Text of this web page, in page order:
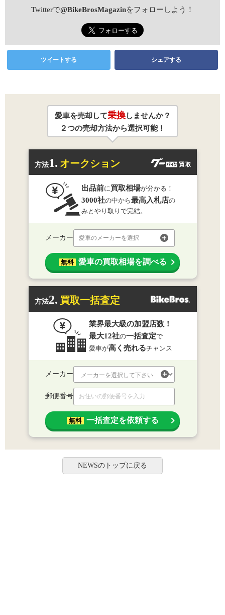
Twitterで@BikeBrosMagazinをフォローしよう！
ツイートする シェアする
愛車を売却して乗換しませんか？
２つの売却方法から選択可能！
方法1. オークション
出品前に 買取相場が分かる！
3000社の中から最高入札店の
みとやり取りで完結。
メーカー 愛車のメーカーを選択
無料 愛車の買取相場を調べる
方法2. 買取一括査定
業界最大級の加盟店数！
最大12社の一括査定で
愛車が高く売れるチャンス
メーカー
郵便番号
無料 一括査定を依頼する
NEWSのトップに戻る